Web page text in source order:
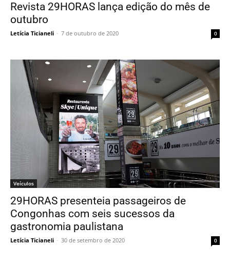
Revista 29HORAS lança edição do mês de
outubro
Letícia Ticianeli - 7 de outubro de 2020 0
Veículos
29HORAS presenteia passageiros de
Congonhas com seis sucessos da
gastronomia paulistana
Letícia Ticianeli - 30 de setembro de 2020 0